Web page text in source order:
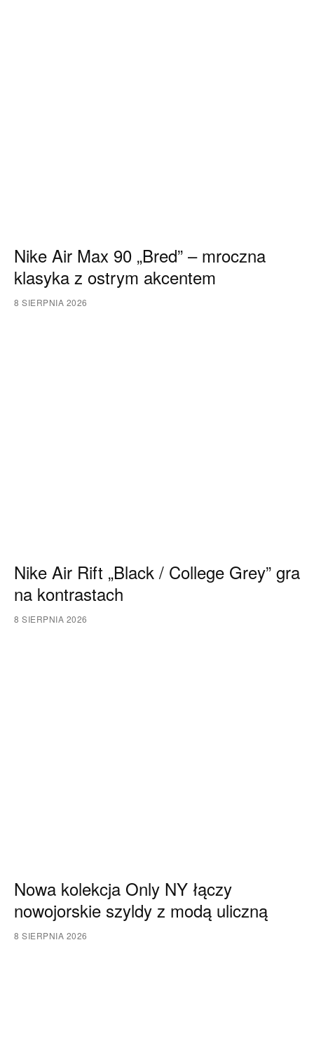
Nike Air Max 90 „Bred” – mroczna
klasyka z ostrym akcentem
8 SIERPNIA 2026
Nike Air Rift „Black / College Grey” gra
na kontrastach
8 SIERPNIA 2026
Nowa kolekcja Only NY łączy
nowojorskie szyldy z modą uliczną
8 SIERPNIA 2026